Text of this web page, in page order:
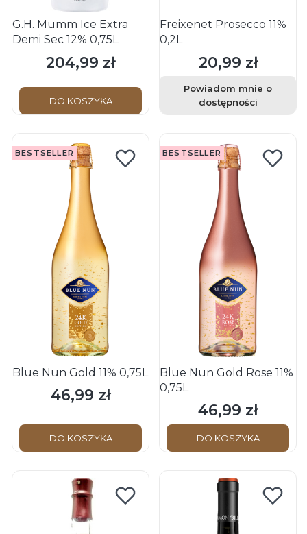
G.H. Mumm Ice Extra
Demi Sec 12% 0,75L
Cena
204,99 zł
DO KOSZYKA
Freixenet Prosecco 11%
0,2L
Cena
20,99 zł
Powiadom mnie o
dostępności
BESTSELLER
Blue Nun Gold 11% 0,75L
Cena
46,99 zł
DO KOSZYKA
BESTSELLER
Blue Nun Gold Rose 11%
0,75L
Cena
46,99 zł
DO KOSZYKA